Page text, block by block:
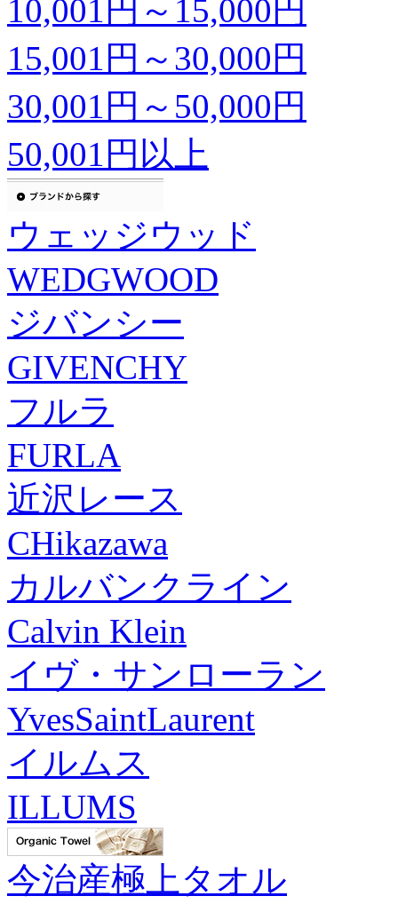
10,001円～15,000円
15,001円～30,000円
30,001円～50,000円
50,001円以上
ウェッジウッド
WEDGWOOD
ジバンシー
GIVENCHY
フルラ
FURLA
近沢レース
CHikazawa
カルバンクライン
Calvin Klein
イヴ・サンローラン
YvesSaintLaurent
イルムス
ILLUMS
今治産極上タオル